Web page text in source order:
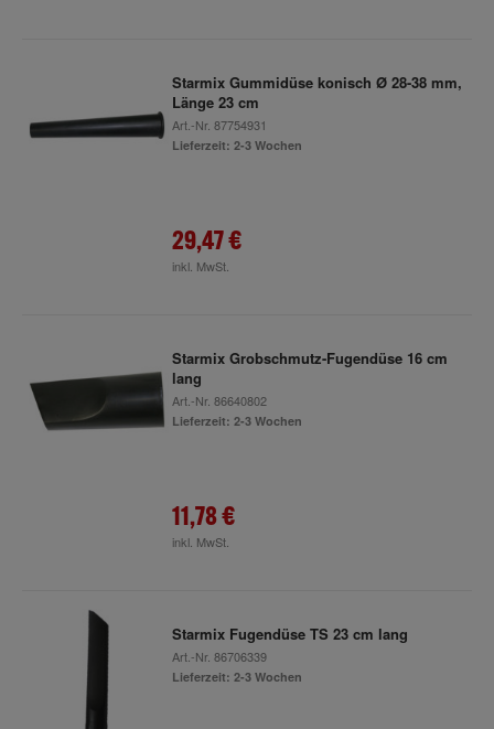
Starmix Gummidüse konisch Ø 28-38 mm,
Länge 23 cm
Art.-Nr. 87754931
Lieferzeit: 2-3 Wochen
29,47 €
inkl. MwSt.
Starmix Grobschmutz-Fugendüse 16 cm
lang
Art.-Nr. 86640802
Lieferzeit: 2-3 Wochen
11,78 €
inkl. MwSt.
Starmix Fugendüse TS 23 cm lang
Art.-Nr. 86706339
Lieferzeit: 2-3 Wochen